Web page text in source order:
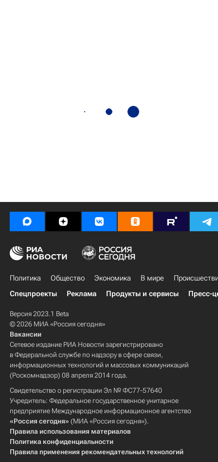
Политика Общество Экономика В мире
Спецпроекты
Реклама Продукты и сервисы Пресс-
Версия 2023.1 Beta
© 2026 МИА «Россия сегодня»
Вакансии
Сетевое издание РИА Новости зарегистрировано
в Федеральной службе по надзору в сфере связи,
информационных технологий и массовых коммуникаций
(Роскомнадзор) 08 апреля 2014 года.
Свидетельство о регистрации Эл № ФС77-57640
Учредитель: Федеральное государственное унитарное
предприятие Международное информационное агентство
«Россия сегодня» (МИА «Россия сегодня»).
Правила использования материалов
Политика конфиденциальности
Правила применения рекомендательных технологий